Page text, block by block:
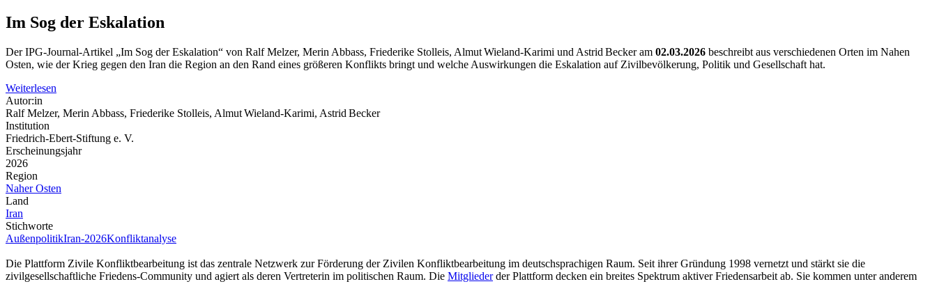
Im Sog der Eskalation
Der IPG‑Journal‑Artikel „Im Sog der Eskalation“ von Ralf Melzer, Merin Abbass, Friederike Stolleis, Almut Wieland‑Karimi und Astrid Becker am 02.03.2026 beschreibt aus verschiedenen Orten im Nahen
Osten, wie der Krieg gegen den Iran die Region an den Rand eines größeren Konflikts bringt und welche Auswirkungen die Eskalation auf Zivilbevölkerung, Politik und Gesellschaft hat.
Weiterlesen
Autor:in
Ralf Melzer, Merin Abbass, Friederike Stolleis, Almut Wieland‑Karimi, Astrid Becker
Institution
Friedrich-Ebert-Stiftung e. V.
Erscheinungsjahr
2026
Region
Naher Osten
Land
Iran
Stichworte
AußenpolitikIran-2026Konfliktanalyse
Die Plattform Zivile Konfliktbearbeitung ist das zentrale Netzwerk zur Förderung der Zivilen Konfliktbearbeitung im deutschsprachigen Raum. Seit ihrer Gründung 1998 vernetzt und stärkt sie die
zivilgesellschaftliche Friedens-Community und agiert als deren Vertreterin im politischen Raum. Die Mitgliederder Plattform decken ein breites Spektrum aktiver Friedensarbeit ab. Sie kommen unter anderem